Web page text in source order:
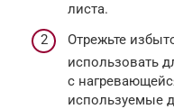
листа.
Отрежьте
использовать
с
используемые